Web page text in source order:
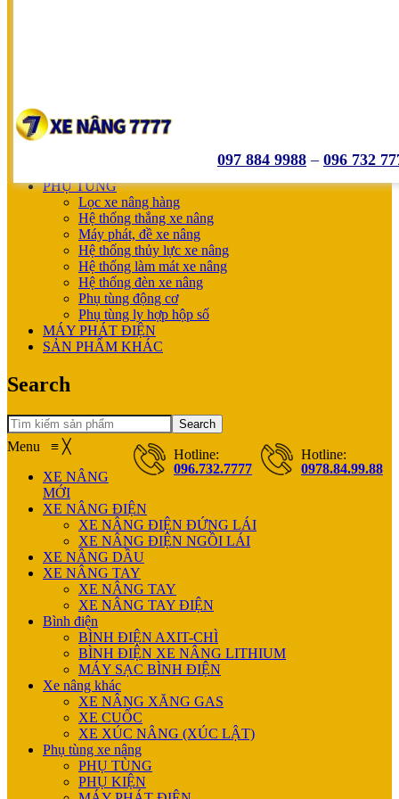
XE NÂNG TAY
XE NÂNG TAY
PHỤ TÙNG
Lọc xe nâng hàng
Hệ thống thắng xe nâng
Máy phát, đề xe nâng
Hệ thống thủy lực xe nâng
Hệ thống làm mát xe nâng
Hệ thống đèn xe nâng
Phụ tùng động cơ
Phụ tùng ly hợp hộp số
MÁY PHÁT ĐIỆN
SẢN PHẨM KHÁC
Search
Search
Hotline:
096.732.7777
Hotline:
0978.84.99.88
Menu ≡ ╳
XE NÂNG
MỚI
XE NÂNG ĐIỆN
XE NÂNG ĐIỆN ĐỨNG LÁI
XE NÂNG ĐIỆN NGỒI LÁI
XE NÂNG DẦU
XE NÂNG TAY
XE NÂNG TAY
XE NÂNG TAY ĐIỆN
Bình điện
BÌNH ĐIỆN AXIT-CHÌ
BÌNH ĐIỆN XE NÂNG LITHIUM
MÁY SẠC BÌNH ĐIỆN
Xe nâng khác
XE NÂNG XĂNG GAS
XE CUỐC
XE XÚC NÂNG (XÚC LẬT)
Phụ tùng xe nâng
PHỤ TÙNG
PHỤ KIỆN
097 884 9988 – 096 732